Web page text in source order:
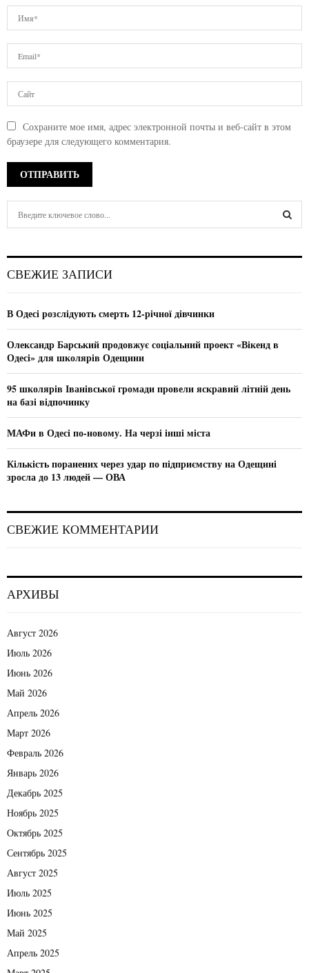
Сохраните мое имя, адрес электронной почты и веб-сайт в этом
браузере для следующего комментария.
h
o
СВЕЖИЕ ЗАПИСИ
В Одесі розслідують смерть 12-річної дівчинки
Олександр Барський продовжує соціальний проект «Вікенд в
Одесі» для школярів Одещини
95 школярів Іванівської громади провели яскравий літній день
на базі відпочинку
МАФи в Одесі по-новому. На черзі інші міста
Кількість поранених через удар по підприємству на Одещині
зросла до 13 людей — ОВА
СВЕЖИЕ КОММЕНТАРИИ
АРХИВЫ
Август 2026
Июль 2026
Июнь 2026
Май 2026
Апрель 2026
Март 2026
Февраль 2026
Январь 2026
Декабрь 2025
Ноябрь 2025
Октябрь 2025
Сентябрь 2025
Август 2025
Июль 2025
Июнь 2025
Май 2025
Апрель 2025